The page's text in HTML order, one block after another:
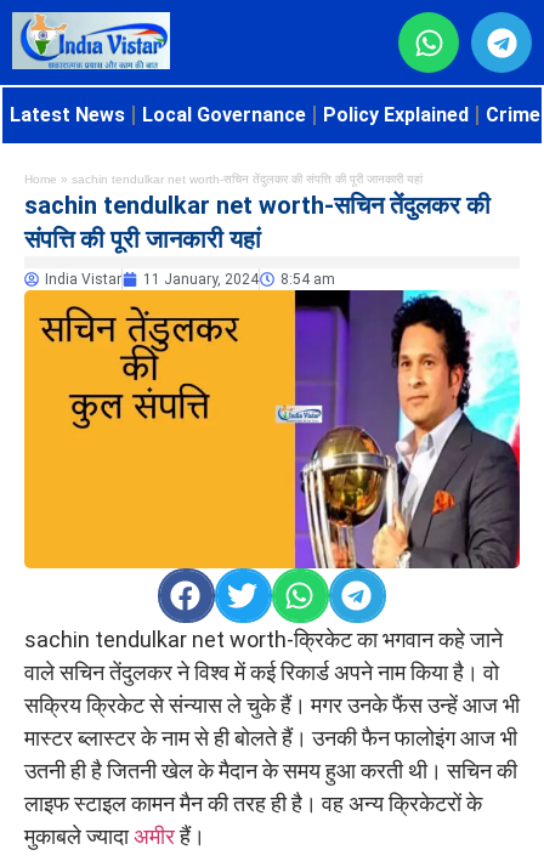
Latest News Local Governance Policy Explained
Home » sachin tendulkar net worth-सचिन तेंदुलकर की संपत्ति की पूरी जानकारी यहां
sachin tendulkar net worth-सचिन तेंदुलकर की
संपत्ति की पूरी जानकारी यहां
India Vistar 11 January, 2024 8:54 am
sachin tendulkar net worth-क्रिकेट का भगवान कहे जाने
वाले सचिन तेंदुलकर ने विश्व में कई रिकार्ड अपने नाम किया है। वो
सक्रिय क्रिकेट से संन्यास ले चुके हैं। मगर उनके फैंस उन्हें आज भी
मास्टर ब्लास्टर के नाम से ही बोलते हैं। उनकी फैन फालोइंग आज भी
उतनी ही है जितनी खेल के मैदान के समय हुआ करती थी। सचिन की
लाइफ स्टाइल कामन मैन की तरह ही है। वह अन्य क्रिकेटरों के
मुकाबले ज्यादाअमीरहैं।